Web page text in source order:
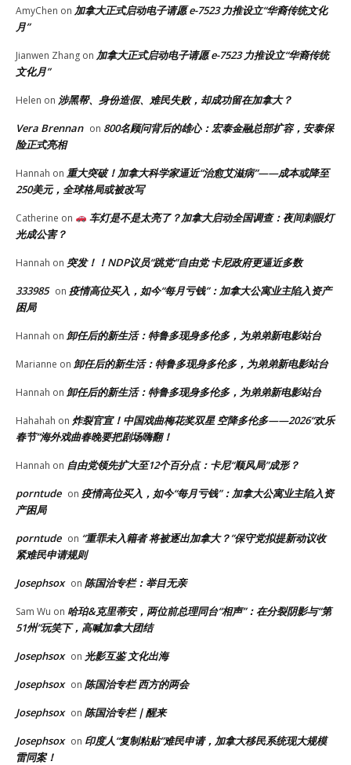
AmyChen on 加拿大正式启动电子请愿 e-7523 力推设立“华裔传统文化
月”
Jianwen Zhang on 加拿大正式启动电子请愿 e-7523 力推设立“华裔传统
文化月”
Helen on 涉黑帮、身份造假、难民失败，却成功留在加拿大？
Vera Brennan on 800名顾问背后的雄心：宏泰金融总部扩容，安泰保
险正式亮相
Hannah on 重大突破！加拿大科学家逼近“治愈艾滋病”——成本或降至
250美元，全球格局或被改写
Catherine on
车灯是不是太亮了？加拿大启动全国调查：夜间刺眼灯
光成公害？
Hannah on 突发！！NDP议员“跳党”自由党 卡尼政府更逼近多数
333985 on 疫情高位买入，如今“每月亏钱”：加拿大公寓业主陷入资产
困局
Hannah on 卸任后的新生活：特鲁多现身多伦多，为弟弟新电影站台
Marianne on 卸任后的新生活：特鲁多现身多伦多，为弟弟新电影站台
Hannah on 卸任后的新生活：特鲁多现身多伦多，为弟弟新电影站台
Hahahah on 炸裂官宣！中国戏曲梅花奖双星 空降多伦多——2026“欢乐
春节”海外戏曲春晚要把剧场嗨翻！
Hannah on 自由党领先扩大至12个百分点：卡尼“顺风局”成形？
porntude on 疫情高位买入，如今“每月亏钱”：加拿大公寓业主陷入资
产困局
porntude on “重罪未入籍者 将被逐出加拿大？”保守党拟提新动议收
紧难民申请规则
Josephsox on 陈国治专栏：举目无亲
Sam Wu on 哈珀&克里蒂安，两位前总理同台“相声”：在分裂阴影与“第
51州”玩笑下，高喊加拿大团结
Josephsox on 光影互鉴 文化出海
Josephsox on 陈国治专栏 西方的两会
Josephsox on 陈国治专栏｜醒来
Josephsox on 印度人“复制粘贴”难民申请，加拿大移民系统现大规模
雷同案！